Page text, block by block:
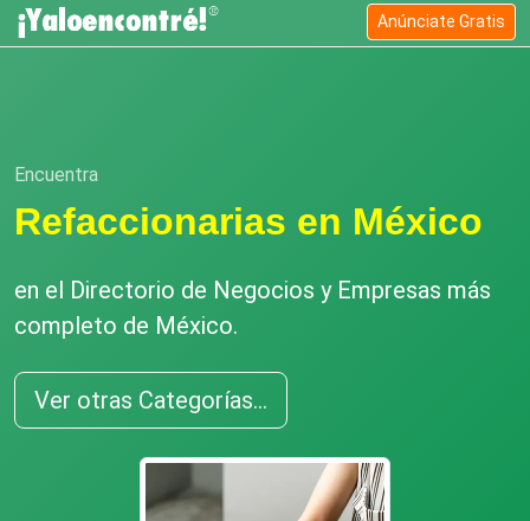
Anúnciate Gratis
Encuentra
Refaccionarias en México
en el Directorio de Negocios y Empresas más
completo de México.
Ver otras Categorías...